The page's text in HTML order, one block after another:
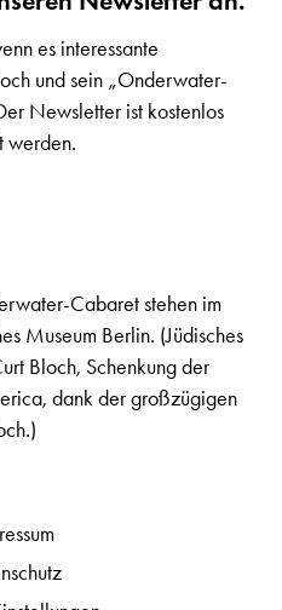
es interessante
und sein „Onderwater-
Newsletter ist kostenlos
werden.
Cabaret stehen im
Museum Berlin. (Jüdisches
Bloch, Schenkung der
dank der großzügigen